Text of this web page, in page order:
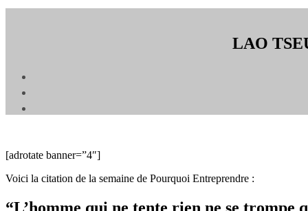
LAO
[adrotate banner=”4″]
Voici la citation de la semaine de Pourquoi Entreprendre :
“L’homme qui ne tente rien ne se trompe